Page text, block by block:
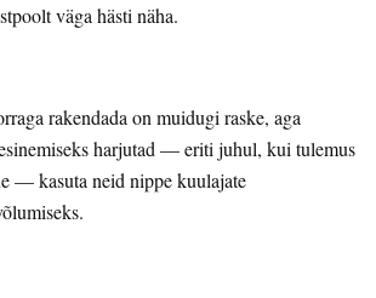
väga hästi näha.
rakendada on muidugi raske, aga
harjutad — eriti juhul, kui tulemus
— kasuta neid nippe kuulajate